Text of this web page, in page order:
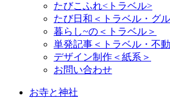
たびこふれ<トラベル>
たび日和＜トラベル・グ
暮らし~の＜トラベル＞
単発記事＜トラベル・不
デザイン制作＜紙系＞
お問い合わせ
お寺と神社